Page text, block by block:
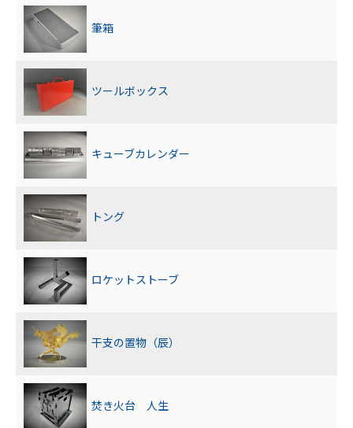
筆箱
ツールボックス
キューブカレンダー
トング
ロケットストーブ
干支の置物（辰）
焚き火台 人生